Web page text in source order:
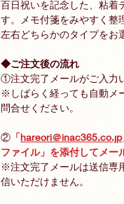
百日祝いを記念した、粘着
す。メモ付箋をみやすく整
左右どちらかのタイプをお
◆ご注文後の流れ
①注文完了メールがご入力
※しばらく経っても自動メ
問合せください。
② 「hareori＠inac365.co.jp
ファイル」を添付してメー
※注文完了メールは送信専
信いただけません。